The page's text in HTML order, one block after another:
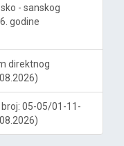
- sanskog
godine
direktnog
05-05/01-11-